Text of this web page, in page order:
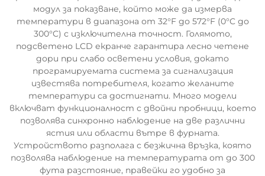
модул за показване, който може да измерва
температури в диапазона от 32°F до 572°F (0°C до
300°C) с изключителна точност. Голямото,
подсветено LCD екранче гарантира лесно четене
дори при слабо осветени условия, докато
програмируемата система за сигнализация
известява потребителя, когато желаните
температури са достигнати. Много модели
включват функционалност с двойни пробници, което
позволява синхронно наблюдение на две различни
ястия или области вътре в фурната.
Устройството разполага с безжична връзка, която
позволява наблюдение на температурата от до 300
фута разстояние, правейки го удобно за